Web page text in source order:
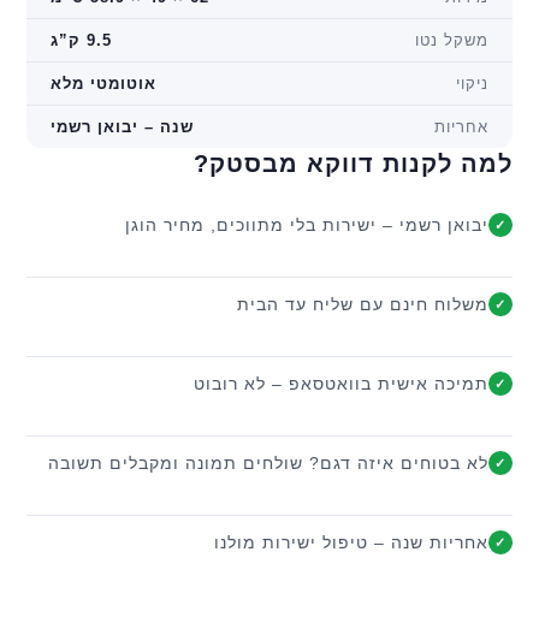
משקל נטו 9.5 ק”ג
ניקוי אוטומטי מלא
אחריות שנה – יבואן רשמי
למה לקנות דווקא מבסטק?
✓ יבואן רשמי – ישירות בלי מתווכים, מחיר הוגן
✓ משלוח חינם עם שליח עד הבית
✓ תמיכה אישית בוואטסאפ – לא רובוט
✓ לא בטוחים איזה דגם? שולחים תמונה ומקבלים תשובה
✓ אחריות שנה – טיפול ישירות מולנו